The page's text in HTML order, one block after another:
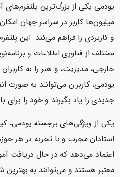
یودمی یکی از بزرگ‌ترین پلتفرم‌های
میلیون‌ها کاربر در سراسر جهان
و کاربردی را فراهم می‌کند. این
مختلف از فناوری اطلاعات و
خارجی، مدیریت، و هنر را به کاربران
یودمی، کاربران می‌توانند به صورت
جدیدی را یاد بگیرند و خود را برای
یکی از ویژگی‌های برجسته یودمی،
استادان مجرب و با تجربه در هر
اعتماد می‌دهد که در حال دریافت
معتبر هستند و می‌توانند به بهترین